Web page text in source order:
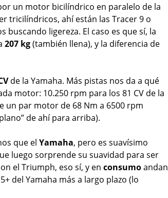
un motor bicilíndrico en paralelo de la
tricilíndricos, ahí están las Tracer 9 o
ligereza. El caso es que sí, la
207 kg(también llena), y la diferencia de
de la Yamaha. Más pistas nos da a qué
motor: 10.250 rpm para los 81 CV de la
un par motor de 68 Nm a 6500 rpm
de ahí para arriba).
que el Yamaha, pero es suavísimo
luego sorprende su suavidad para ser
el Triumph, eso sí, y en consumoandan
del Yamaha más a largo plazo (lo